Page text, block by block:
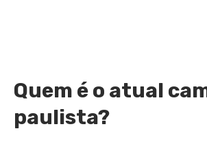
Quem é o atual
paulista?